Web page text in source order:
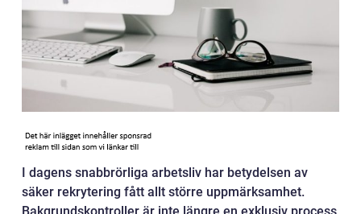
I dagens snabbrörliga arbetsliv har betydelsen av
säker rekrytering fått allt större uppmärksamhet.